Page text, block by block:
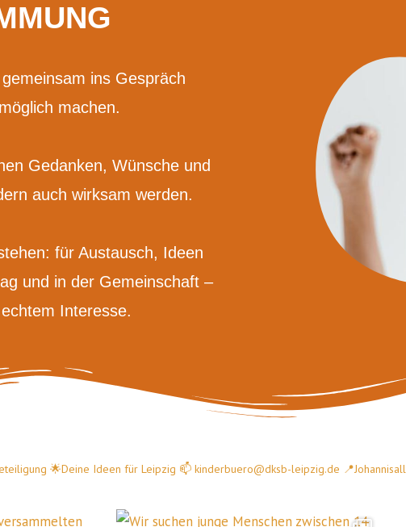
ins Gespräch
machen.
Gedanken, Wünsche und
auch wirksam werden.
für Austausch, Ideen
und in der Gemeinschaft –
Interesse.
🌟Deine Ideen für Leipzig 📫 kinderbuero@dksb-leipzig.de